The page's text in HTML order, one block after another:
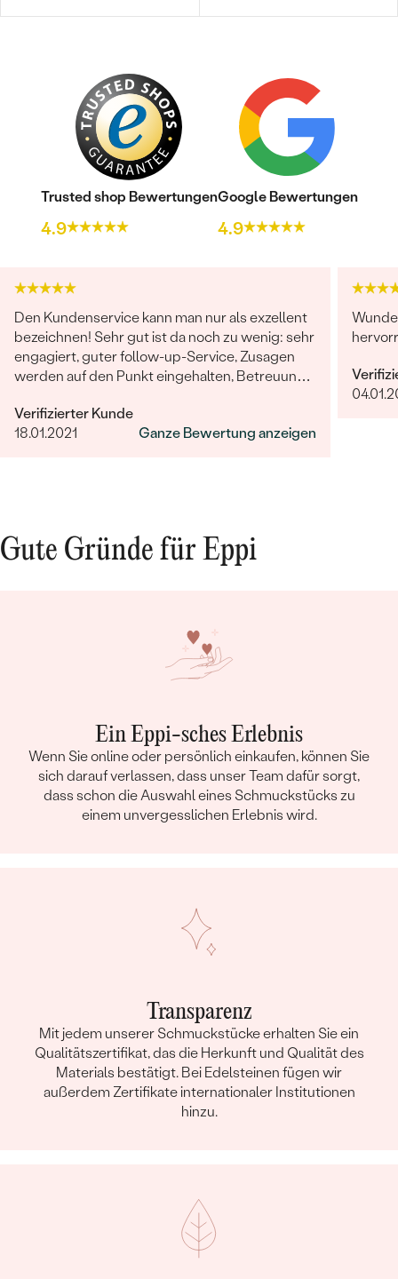
Trusted shop Bewertungen
4.9
Google Bewertungen
4.9
Den Kundenservice kann man nur als exzellent
bezeichnen! Sehr gut ist da noch zu wenig: sehr
engagiert, guter follow-up-Service, Zusagen
werden auf den Punkt eingehalten, Betreuung
Verifizierter Kunde
18.01.2021
Ganze Bewertung anzeigen
Gute Gründe für Eppi
Ein Eppi-sches Erlebnis
Wenn Sie online oder persönlich einkaufen, können Sie
sich darauf verlassen, dass unser Team dafür sorgt,
dass schon die Auswahl eines Schmuckstücks zu
einem unvergesslichen Erlebnis wird.
Transparenz
Mit jedem unserer Schmuckstücke erhalten Sie ein
Qualitätszertifikat, das die Herkunft und Qualität des
Materials bestätigt. Bei Edelsteinen fügen wir
außerdem Zertifikate internationaler Institutionen
hinzu.